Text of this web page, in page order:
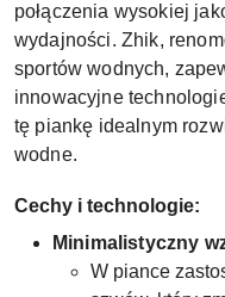
połączenia wysokiej
wydajności. Zhik,
sportów wodnych,
innowacyjne
tę piankę idealnym
wodne.
Cechy i technologie:
Minimalistyczny
W piance